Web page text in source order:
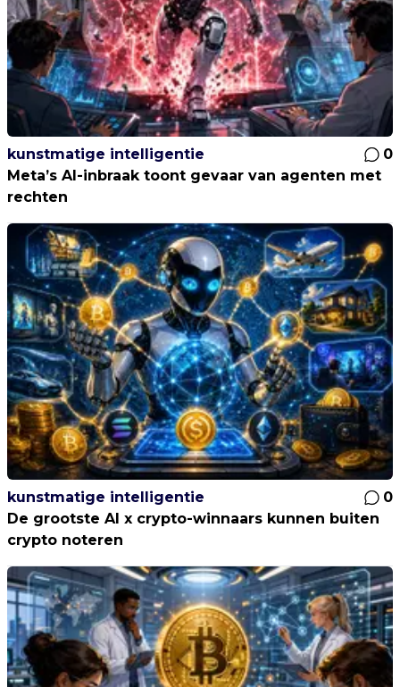
kunstmatige intelligentie
0
Meta’s AI-inbraak toont gevaar van agenten met
rechten
kunstmatige intelligentie
0
De grootste AI x crypto-winnaars kunnen buiten
crypto noteren